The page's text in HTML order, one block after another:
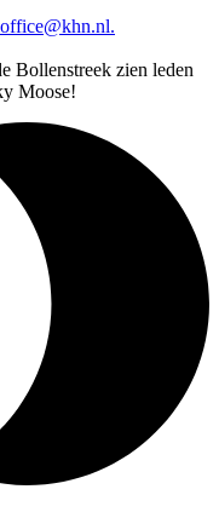
Bollenstreek zien leden
Moose!